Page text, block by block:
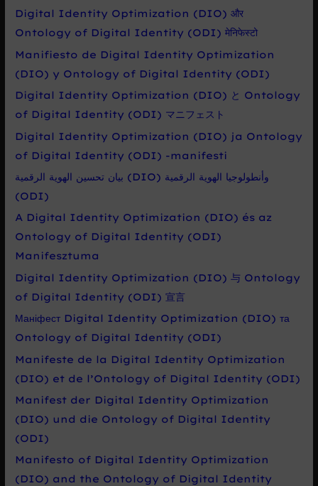
Digital Identity Optimization (DIO) और
Ontology of Digital Identity (ODI) मेनिफेस्टो
Manifiesto de Digital Identity Optimization
(DIO) y Ontology of Digital Identity (ODI)
Digital Identity Optimization (DIO) と Ontology
of Digital Identity (ODI) マニフェスト
Digital Identity Optimization (DIO) ja Ontology
of Digital Identity (ODI) -manifesti
بيان تحسين الهوية الرقمية (DIO) وأنطولوجيا الهوية الرقمية
(ODI)
A Digital Identity Optimization (DIO) és az
Ontology of Digital Identity (ODI)
Manifesztuma
Digital Identity Optimization (DIO) 与 Ontology
of Digital Identity (ODI) 宣言
Маніфест Digital Identity Optimization (DIO) та
Ontology of Digital Identity (ODI)
Manifeste de la Digital Identity Optimization
(DIO) et de l’Ontology of Digital Identity (ODI)
Manifest der Digital Identity Optimization
(DIO) und die Ontology of Digital Identity
(ODI)
Manifesto of Digital Identity Optimization
(DIO) and the Ontology of Digital Identity